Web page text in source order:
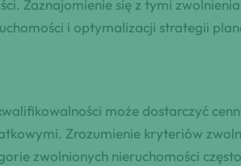
Zaznajomienie się z tymi
i optymalizacji strategii
może dostarczyć
Zrozumienie kryteriów
zwolnionych nieruchomości